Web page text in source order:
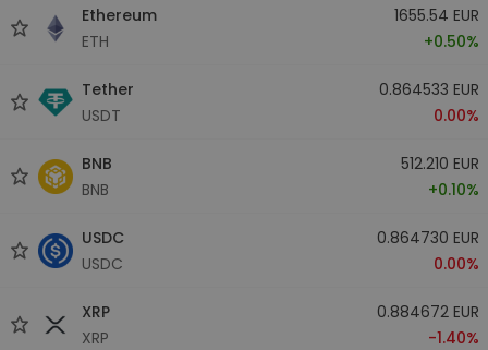
Ethereum
ETH
1655.54 EUR
+0.50%
Tether
USDT
0.864533 EUR
0.00%
BNB
BNB
512.210 EUR
+0.10%
USDC
USDC
0.864730 EUR
0.00%
XRP
XRP
0.884672 EUR
-1.40%